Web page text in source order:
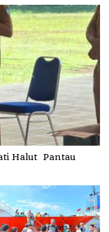
Halut Pantau